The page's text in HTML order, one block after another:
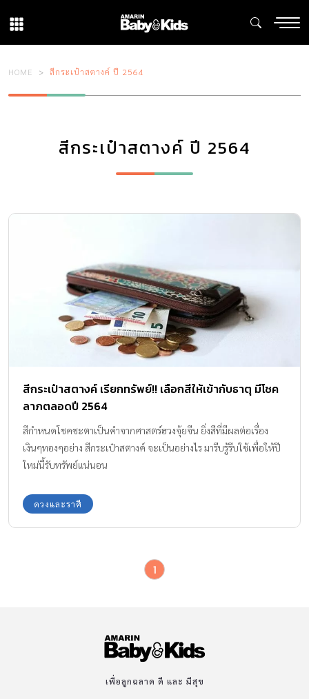
HOME สีกระเป๋าสตางค์ ปี 2564
สีกระเป๋าสตางค์ ปี 2564
สีกระเป๋าสตางค์ เรียกทรัพย์!! เลือกสีให้เข้ากับธาตุ มีโชค
ลาภตลอดปี 2564
สีกำหนดโชคชะตาเป็นคำจากศาสตร์ฮวงจุ้ยจีน ยิ่งสีที่มีผลต่อเรื่อง
เงินๆทองๆอย่าง สีกระเป๋าสตางค์ จะเป็นอย่างไร มารีบรู้รีบใช้เพื่อให้ปี
ใหม่นี้รับทรัพย์แน่นอน
ดวงและราศี
1
เพื่อลูกฉลาด ดี และ มีสุข